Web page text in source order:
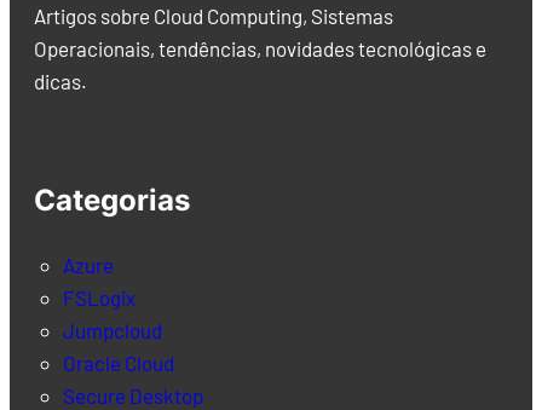
Artigos sobre Cloud Computing, Sistemas
Operacionais, tendências, novidades tecnológicas e
dicas.
Categorias
Azure
FSLogix
Jumpcloud
Oracle Cloud
Secure Desktop